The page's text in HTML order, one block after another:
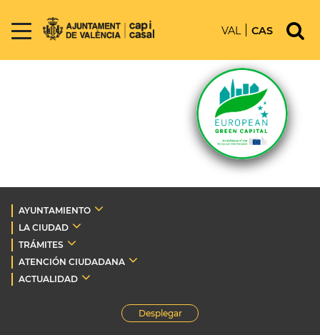
VAL CAS
AYUNTAMIENTO
LA CIUDAD
TRÁMITES
ATENCIÓN CIUDADANA
ACTUALIDAD
Desplegar